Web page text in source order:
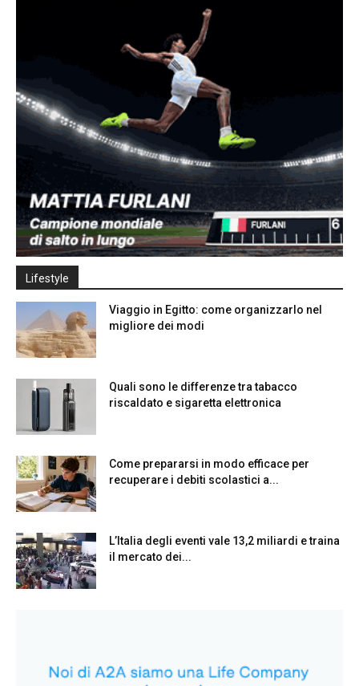
Lifestyle
Viaggio in Egitto: come organizzarlo nel
migliore dei modi
Quali sono le differenze tra tabacco
riscaldato e sigaretta elettronica
Come prepararsi in modo efficace per
recuperare i debiti scolastici a...
L’Italia degli eventi vale 13,2 miliardi e traina
il mercato dei...